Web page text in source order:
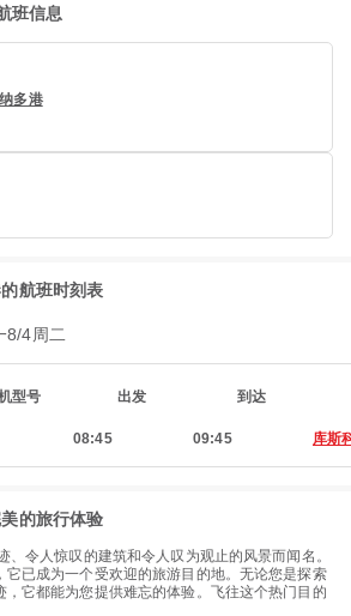
班信息
多港
航班时刻表
8/4周二
型号 出发 到达
08:45 09:45 库斯
的旅行体验
、令人惊叹的建筑和令人叹为观止的风景而闻名。
它已成为一个受欢迎的旅游目的地。无论您是探索
它都能为您提供难忘的体验。飞往这个热门目的